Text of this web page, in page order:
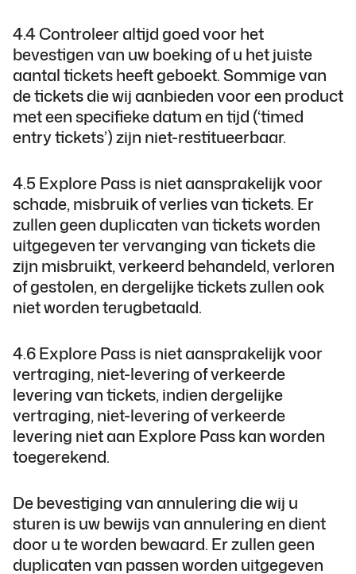
4.4 Controleer altijd goed voor het
bevestigen van uw boeking of u het juiste
aantal tickets heeft geboekt. Sommige van
de tickets die wij aanbieden voor een product
met een specifieke datum en tijd (‘timed
entry tickets’) zijn niet-restitueerbaar.
4.5 Explore Pass is niet aansprakelijk voor
schade, misbruik of verlies van tickets. Er
zullen geen duplicaten van tickets worden
uitgegeven ter vervanging van tickets die
zijn misbruikt, verkeerd behandeld, verloren
of gestolen, en dergelijke tickets zullen ook
niet worden terugbetaald.
4.6 Explore Pass is niet aansprakelijk voor
vertraging, niet-levering of verkeerde
levering van tickets, indien dergelijke
vertraging, niet-levering of verkeerde
levering niet aan Explore Pass kan worden
toegerekend.
De bevestiging van annulering die wij u
sturen is uw bewijs van annulering en dient
door u te worden bewaard. Er zullen geen
duplicaten van passen worden uitgegeven